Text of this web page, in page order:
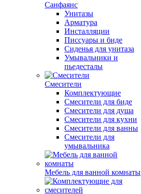
Санфаянс
Унитазы
Арматура
Инсталляции
Писсуары и биде
Сиденья для унитаза
Умывальники и
пьедесталы
Смесители
Комплектующие
Смесители для биде
Смесители для душа
Смесители для кухни
Смесители для ванны
Смесители для
умывальника
Мебель для ванной комнаты